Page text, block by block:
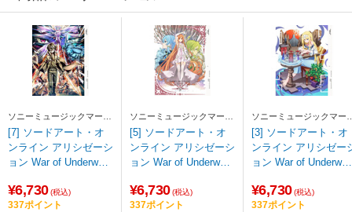
ソニーミュージックマーケ
ティング
[7] ソードアート・オ
ンライン アリシゼーシ
ョン War of Underworl
版】 DVD 【sof001】
¥6,730 (税込)
337ポイント
ソニーミュージックマーケ
ティング
[5] ソードアート・オ
ンライン アリシゼーシ
ョン War of Underworl
版】 DVD 【sof001】
¥6,730 (税込)
337ポイント
ソニーミュージックマー
ティング
[3] ソードアート・オ
ンライン アリシゼー
ョン War of Underworl
版】 DVD 【852】
¥6,730 (税込)
337ポイント